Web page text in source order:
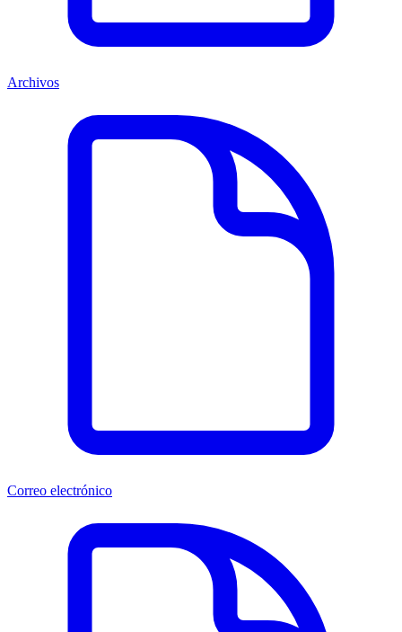
Archivos
Correo electrónico